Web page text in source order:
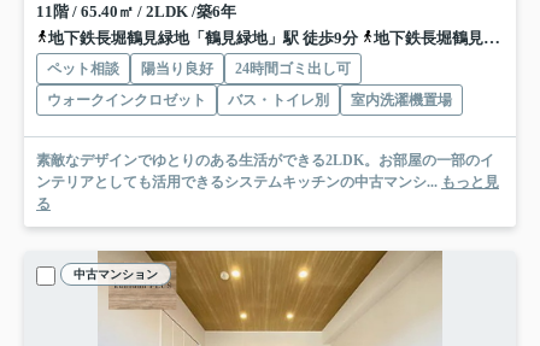
11階 / 65.40㎡ / 2LDK /築6年
地下鉄長堀鶴見緑地「鶴見緑地」駅 徒歩9分
地下鉄長堀鶴見緑地「横堤」駅 徒歩13分
ペット相談 陽当り良好
24時間ゴミ出し可
ウォークインクロゼット
バス・トイレ別 室内洗濯機置場
素敵なデザインでゆとりのある生活ができる2LDK。お部屋の一部のイ
ンテリアとしても活用できるシステムキッチンの中古マンシ... もっと見
る
中古マンション